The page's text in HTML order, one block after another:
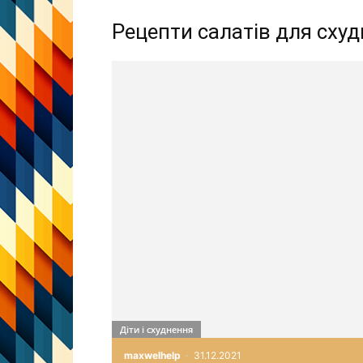
Рецепти салатів для
maxwelhelp - 31.12.2021
Діти і схуднення